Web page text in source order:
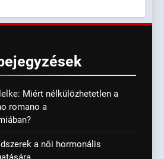
Miért nélkülözhetetlen a
romano a
a női hormonális